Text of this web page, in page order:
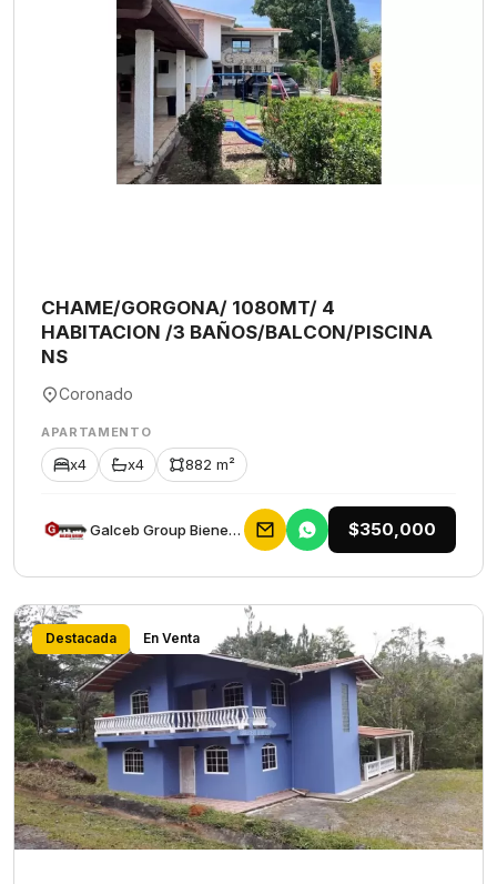
CHAME/GORGONA/ 1080MT/ 4
HABITACION /3 BAÑOS/BALCON/PISCINA
NS
Coronado
APARTAMENTO
x4 x4 882 m²
Galceb Group Bienes Raices $350,000
Destacada En Venta